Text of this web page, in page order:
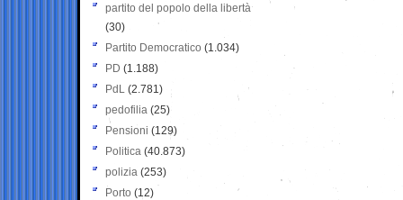
partito del popolo della libertà
(30)
Partito Democratico (1.034)
PD (1.188)
PdL (2.781)
pedofilia (25)
Pensioni (129)
Politica (40.873)
polizia (253)
Porto (12)